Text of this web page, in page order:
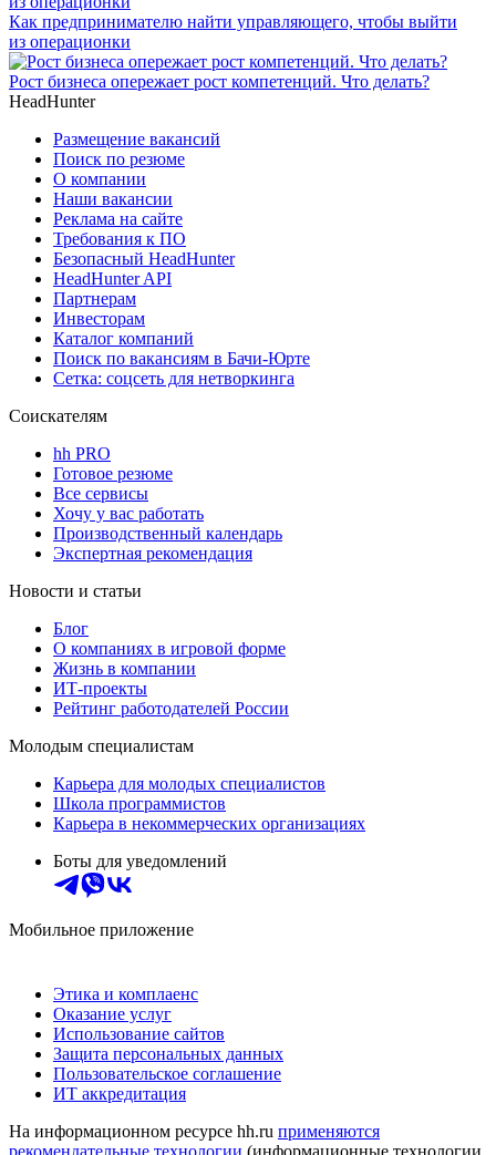
Как предпринимателю найти управляющего, чтобы выйти
из операционки
Рост бизнеса опережает рост компетенций. Что делать?
HeadHunter
Размещение вакансий
Поиск по резюме
О компании
Наши вакансии
Реклама на сайте
Требования к ПО
Безопасный HeadHunter
HeadHunter API
Партнерам
Инвесторам
Каталог компаний
Поиск по вакансиям в Бачи-Юрте
Сетка: соцсеть для нетворкинга
Соискателям
hh PRO
Готовое резюме
Все сервисы
Хочу у вас работать
Производственный календарь
Экспертная рекомендация
Новости и статьи
Блог
О компаниях в игровой форме
Жизнь в компании
ИТ-проекты
Рейтинг работодателей России
Молодым специалистам
Карьера для молодых специалистов
Школа программистов
Карьера в некоммерческих организациях
Боты для уведомлений
Мобильное приложение
Этика и комплаенс
Оказание услуг
Использование сайтов
Защита персональных данных
Пользовательское соглашение
ИТ аккредитация
На информационном ресурсе hh.ru применяются
рекомендательные технологии (информационные технологии